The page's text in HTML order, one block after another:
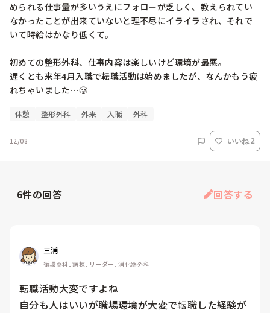
められる仕事量が多いうえにフォローが乏しく、教えられてい
なかったことが出来ていないと理不尽にイライラされ、それで
いて時給はかなり低くて。
初めての整形外科、仕事内容は楽しいけど環境が最悪。
遅くとも来年4月入職で転職活動は始めましたが、なんかもう疲
休憩 整形外科 外来 入職 外科
12/08 いいね 2
6件の回答 回答する
三浦
循環器科, 病棟, リーダー, 消化器外科
転職活動大変ですよね
自分も人はいいが職場環境が大変で転職した経験が